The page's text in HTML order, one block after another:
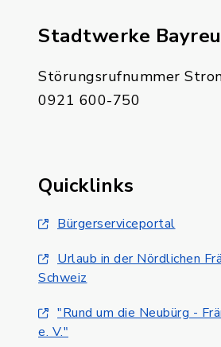
Stadtwerke
Störungsrufnummer
0921 600-750
Quicklinks
Bürgerserviceportal
Urlaub in der Nördlichen
Schweiz
"Rund um die Neubürg -
e. V."